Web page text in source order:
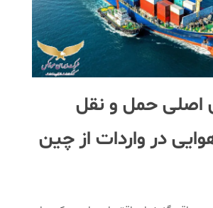
اصلی حمل‌ و نقل
در واردات از چین